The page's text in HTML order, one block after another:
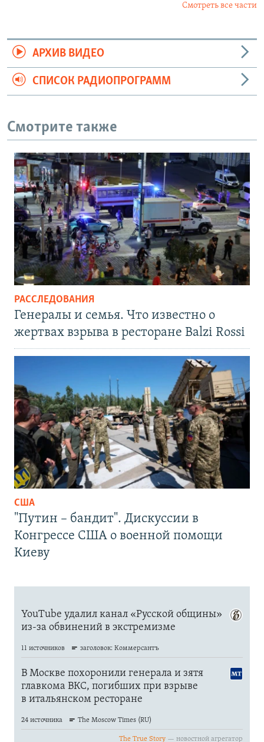
Смотреть все части
АРХИВ ВИДЕО
СПИСОК РАДИОПРОГРАММ
Смотрите также
РАССЛЕДОВАНИЯ
Генералы и семья. Что известно о
жертвах взрыва в ресторане Balzi Rossi
США
"Путин – бандит". Дискуссии в
Конгрессе США о военной помощи
Киеву